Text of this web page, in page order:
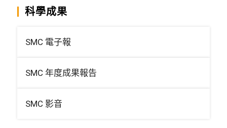
科學成果
SMC 電子報
SMC 年度成果報告
SMC 影音